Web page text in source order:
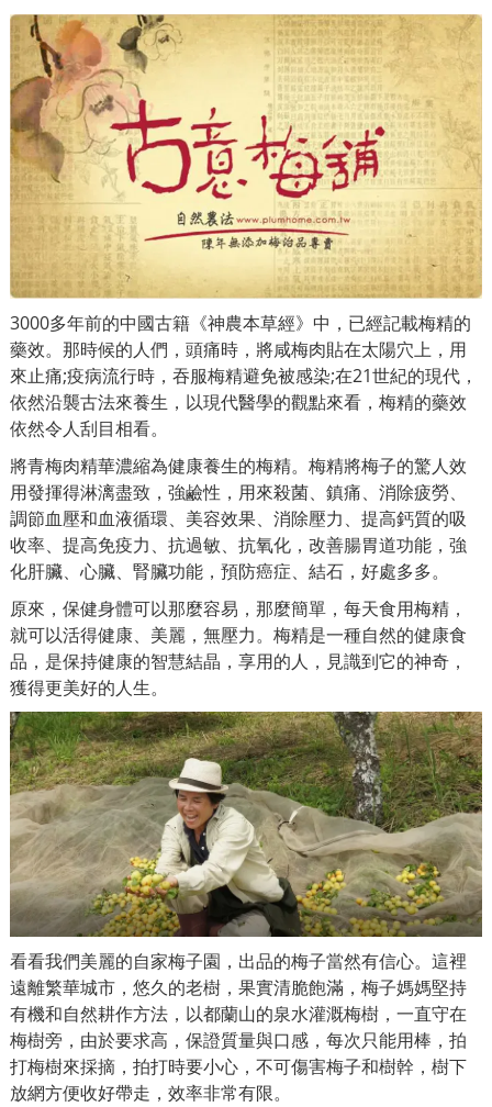
3000多年前的中國古籍《神農本草經》中，已經記載梅精的
藥效。那時候的人們，頭痛時，將咸梅肉貼在太陽穴上，用
來止痛;疫病流行時，吞服梅精避免被感染;在21世紀的現代，
依然沿襲古法來養生，以現代醫學的觀點來看，梅精的藥效
依然令人刮目相看。
將青梅肉精華濃縮為健康養生的梅精。梅精將梅子的驚人效
用發揮得淋漓盡致，強鹼性，用來殺菌、鎮痛、消除疲勞、
調節血壓和血液循環、美容效果、消除壓力、提高鈣質的吸
收率、提高免疫力、抗過敏、抗氧化，改善腸胃道功能，強
化肝臟、心臟、腎臟功能，預防癌症、結石，好處多多。
原來，保健身體可以那麼容易，那麼簡單，每天食用梅精，
就可以活得健康、美麗，無壓力。梅精是一種自然的健康食
品，是保持健康的智慧結晶，享用的人，見識到它的神奇，
獲得更美好的人生。
看看我們美麗的自家梅子園，出品的梅子當然有信心。這裡
遠離繁華城市，悠久的老樹，果實清脆飽滿，梅子媽媽堅持
有機和自然耕作方法，以都蘭山的泉水灌溉梅樹，一直守在
梅樹旁，由於要求高，保證質量與口感，每次只能用棒，拍
打梅樹來採摘，拍打時要小心，不可傷害梅子和樹幹，樹下
放網方便收好帶走，效率非常有限。